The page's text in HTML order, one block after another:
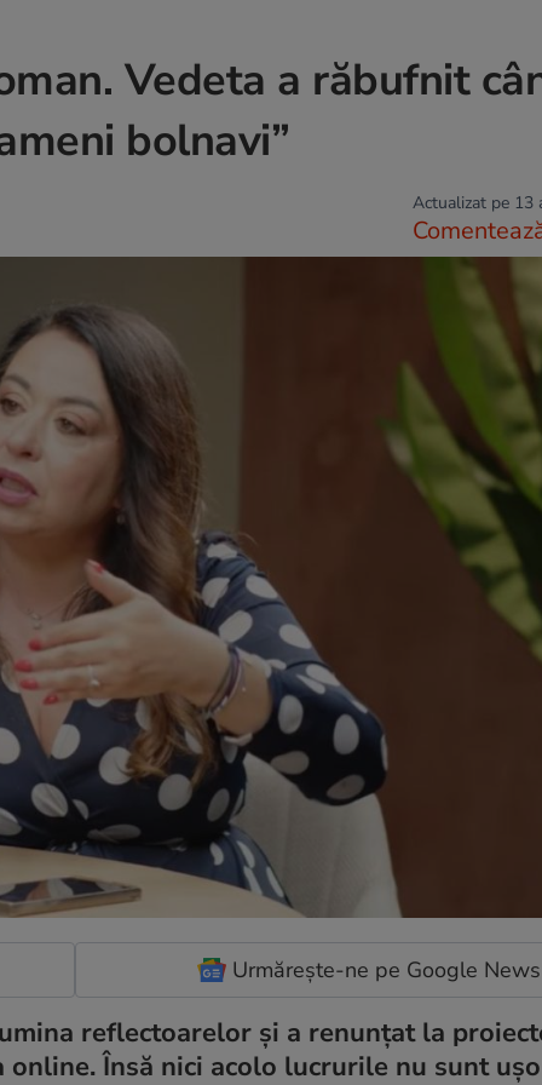
Vedeta a răbufnit
bolnavi”
Actualizat pe 13
Urmărește-ne pe Google News
reflectoarelor și a renunțat la
Însă nici acolo lucrurile nu sunt